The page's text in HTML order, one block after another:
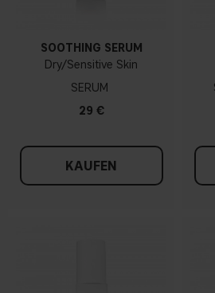
SOOTHING SERUM
Dry/Sensitive Skin
SERUM
29 €
KAUFEN